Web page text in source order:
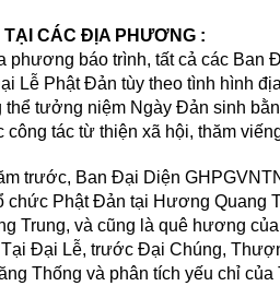
CÁC ĐỊA PHƯƠNG :
phương báo trình, tất cả các Ban
Lễ Phật Đản tùy theo tình hình
thể tưởng niệm Ngày Đản sinh
công tác từ thiện xã hội, thăm
trước, Ban Đại Diện
chức Phật Đản tại Hương Quang
Trung, và cũng là quê hương
Đại Lễ, trước Đại Chúng,
Thống và phân tích yếu chỉ